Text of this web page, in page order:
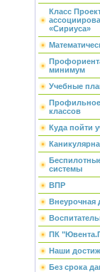
Класс
«Сириуса»
минимум
Учебные
Профильное
классов
Куда пойти
системы
ВПР
Внеурочная
ПК
Наши
Без срока